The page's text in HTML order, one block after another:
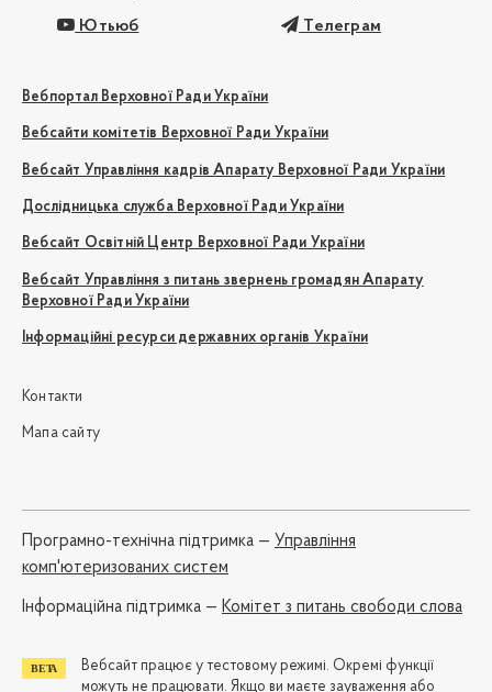
Ютьюб Телеграм
Вебпортал Верховної Ради України
Вебсайти комітетів Верховної Ради України
Вебсайт Управління кадрів Апарату Верховної Ради України
Дослідницька служба Верховної Ради України
Вебсайт Освітній Центр Верховної Ради України
Вебсайт Управління з питань звернень громадян Апарату
Верховної Ради України
Інформаційні ресурси державних органів України
Контакти
Мапа сайту
Програмно-технічна підтримка — Управління
комп'ютеризованих систем
Iнформаційна підтримка — Комітет з питань свободи слова
Вебсайт працює у тестовому режимі. Окремі функції
можуть не працювати. Якщо ви маєте зауваження або